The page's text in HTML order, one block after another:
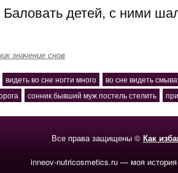
детей, с ними
значение снов
видеть во сне ногти много
во сне видеть
сонник бывший муж постель стелить
Все права защищены © Как
inneov-nutricosmetics.ru — моя